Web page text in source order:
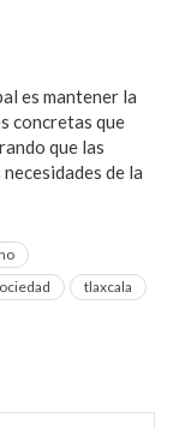
es mantener la
concretas que
que las
de la
tlaxcala